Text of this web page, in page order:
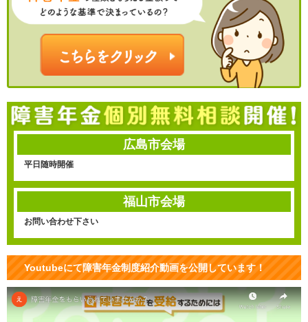
広島市会場
平日随時開催
福山市会場
お問い合わせ下さい
Youtubeにて障害年金制度紹介動画を公開しています！